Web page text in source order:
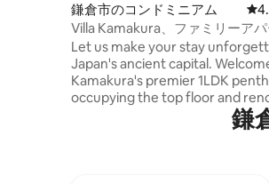
鎌倉市のコンドミニアム レ
Villa Kamakura、ファミリーアパ
トvk301
Let us make your stay
Japan's ancient capital.
Kamakura's premier 1LDK
occupying the top floor and
for being used as a filming
international artists' music鎌